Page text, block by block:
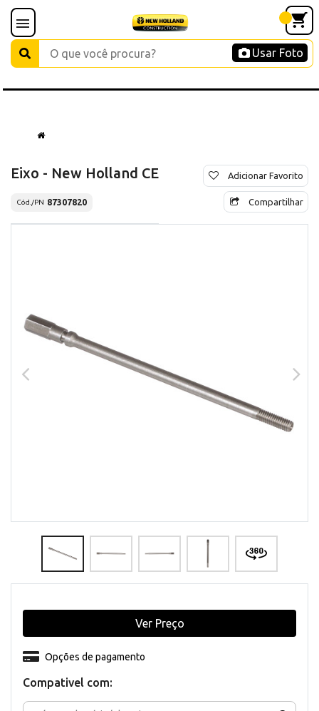
Usar Foto
Eixo - New Holland CE
Cód./PN 87307820
Adicionar Favorito
Compartilhar
Compativel com:
Opções de pagamento
Ver Preço